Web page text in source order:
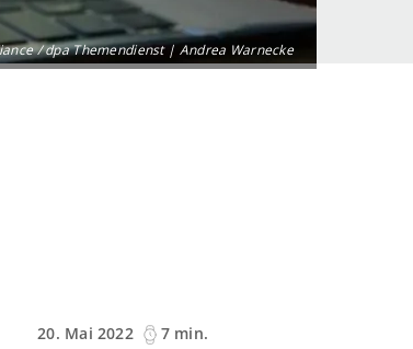
/ dpa Themendienst | Andrea Warnecke
20. Mai 2022
7 min.